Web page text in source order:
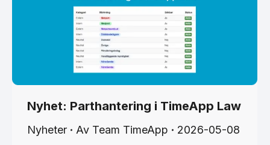
Nyhet: Parthantering i TimeApp Law
Nyheter Av Team TimeApp
2026-05-08